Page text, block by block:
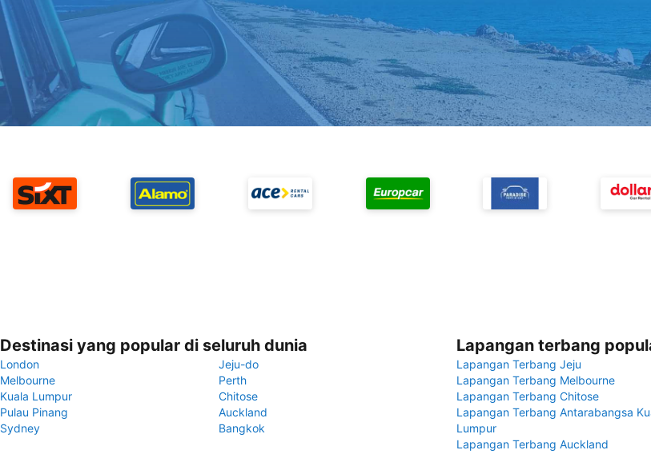
Destinasi yang popular di seluruh dunia
London
Jeju-do
Melbourne
Perth
Kuala Lumpur
Chitose
Pulau Pinang
Auckland
Sydney
Bangkok
Lapangan terbang
Lapangan Terbang Jeju
Lapangan Terbang Melbourne
Lapangan Terbang Chitose
Lapangan Terbang Antarabangsa
Lumpur
Lapangan Terbang Auckland